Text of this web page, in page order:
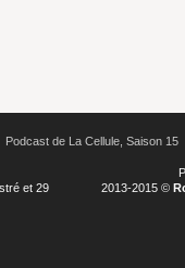
Podcast de La Cellule, Saison 15
et 29
2013-2015 ©